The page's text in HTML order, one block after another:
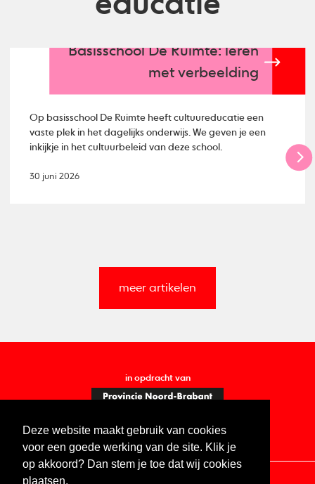
Deze website maakt gebruik van cookies
voor een goede werking van de site. Klik je
op akkoord? Dan stem je toe dat wij cookies
plaatsen.
Basisschool De Ruimte: leren
met verbeelding
Op basisschool De Ruimte heeft cultuureducatie een
vaste plek in het dagelijks onderwijs. We geven je een
inkijkje in het cultuurbeleid van deze school.
30 juni 2026
meer artikelen
in opdracht van